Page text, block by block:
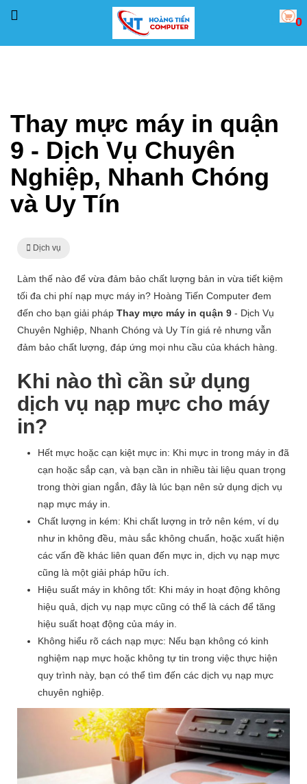
0
Thay mực máy in quận
9 - Dịch Vụ Chuyên
Nghiệp, Nhanh Chóng
và Uy Tín
Dịch vụ
Làm thế nào để vừa đảm bảo chất lượng bản in vừa tiết kiệm
tối đa chi phí nạp mực máy in? Hoàng Tiến Computer đem
đến cho bạn giải pháp Thay mực máy in quận 9 - Dịch Vụ
Chuyên Nghiệp, Nhanh Chóng và Uy Tín giá rẻ nhưng vẫn
đảm bảo chất lượng, đáp ứng mọi nhu cầu của khách hàng.
Khi nào thì cần sử dụng
dịch vụ nạp mực cho máy
in?
Hết mực hoặc cạn kiệt mực in: Khi mực in trong máy in đã
cạn hoặc sắp cạn, và bạn cần in nhiều tài liệu quan trọng
trong thời gian ngắn, đây là lúc bạn nên sử dụng dịch vụ
nạp mực máy in.
Chất lượng in kém: Khi chất lượng in trở nên kém, ví dụ
như in không đều, màu sắc không chuẩn, hoặc xuất hiện
các vấn đề khác liên quan đến mực in, dịch vụ nạp mực
cũng là một giải pháp hữu ích.
Hiệu suất máy in không tốt: Khi máy in hoạt động không
hiệu quả, dịch vụ nạp mực cũng có thể là cách để tăng
hiệu suất hoạt động của máy in.
Không hiểu rõ cách nạp mực: Nếu bạn không có kinh
nghiệm nạp mực hoặc không tự tin trong việc thực hiện
quy trình này, bạn có thể tìm đến các dịch vụ nạp mực
chuyên nghiệp.